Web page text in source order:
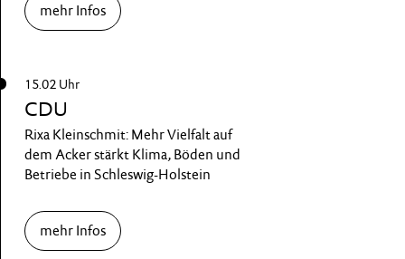
mehr Infos
15.02 Uhr
CDU
Rixa Kleinschmit: Mehr Vielfalt auf
dem Acker stärkt Klima, Böden und
Betriebe in Schleswig-Holstein
mehr Infos